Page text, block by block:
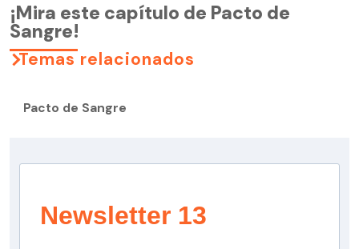
¡Mira este capítulo de Pacto de
Sangre!
Temas relacionados
Pacto de Sangre
Newsletter 13